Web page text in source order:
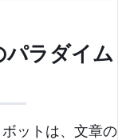
パラダイム
ットは、文章の